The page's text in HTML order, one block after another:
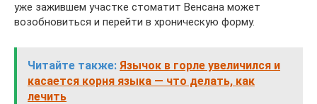
уже зажившем участке стоматит Венсана может
возобновиться и перейти в хроническую форму.
Читайте также: Язычок в горле увеличился и
касается корня языка — что делать, как
лечить